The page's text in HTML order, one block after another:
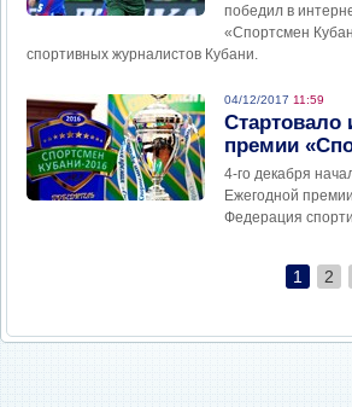
победил в
«Спортсмен
спортивных журналистов Кубани.
04/12/2017 11:59
Стартовало
премии
4-го декабря
Ежегодной
Федерация
1 2